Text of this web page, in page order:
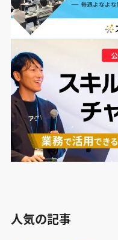
人気の記事